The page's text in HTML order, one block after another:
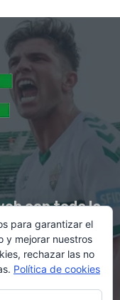
con toda la
C.F.
para garantizar el
y mejorar nuestros
rechazar las no
Política de cookies